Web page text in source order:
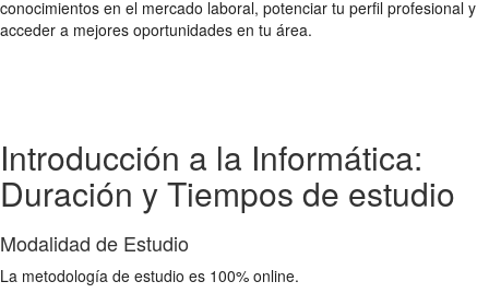
conocimientos en el mercado laboral, potenciar tu perfil profesional y
acceder a mejores oportunidades en tu área.
Introducción a la Informática:
Duración y Tiempos de estudio
Modalidad de Estudio
La metodología de estudio es 100% online.